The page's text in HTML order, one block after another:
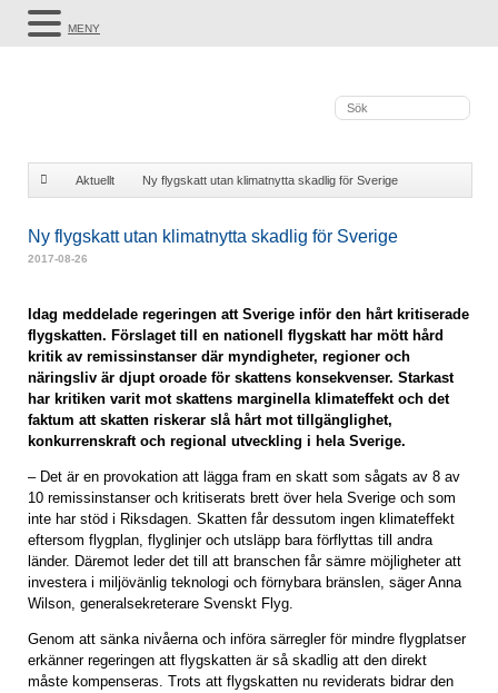
Aktuellt Ny flygskatt utan klimatnytta skadlig för Sverige
Ny flygskatt utan klimatnytta skadlig för Sverige
2017-08-26
Idag meddelade regeringen att Sverige inför den hårt kritiserade
flygskatten. Förslaget till en nationell flygskatt har mött hård
kritik av remissinstanser där myndigheter, regioner och
näringsliv är djupt oroade för skattens konsekvenser. Starkast
har kritiken varit mot skattens marginella klimateffekt och det
faktum att skatten riskerar slå hårt mot tillgänglighet,
konkurrenskraft och regional utveckling i hela Sverige.
– Det är en provokation att lägga fram en skatt som sågats av 8 av
10 remissinstanser och kritiserats brett över hela Sverige och som
inte har stöd i Riksdagen. Skatten får dessutom ingen klimateffekt
eftersom flygplan, flyglinjer och utsläpp bara förflyttas till andra
länder. Däremot leder det till att branschen får sämre möjligheter att
investera i miljövänlig teknologi och förnybara bränslen, säger Anna
Wilson, generalsekreterare Svenskt Flyg.
Genom att sänka nivåerna och införa särregler för mindre flygplatser
erkänner regeringen att flygskatten är så skadlig att den direkt
måste kompenseras. Trots att flygskatten nu reviderats bidrar den
MENY